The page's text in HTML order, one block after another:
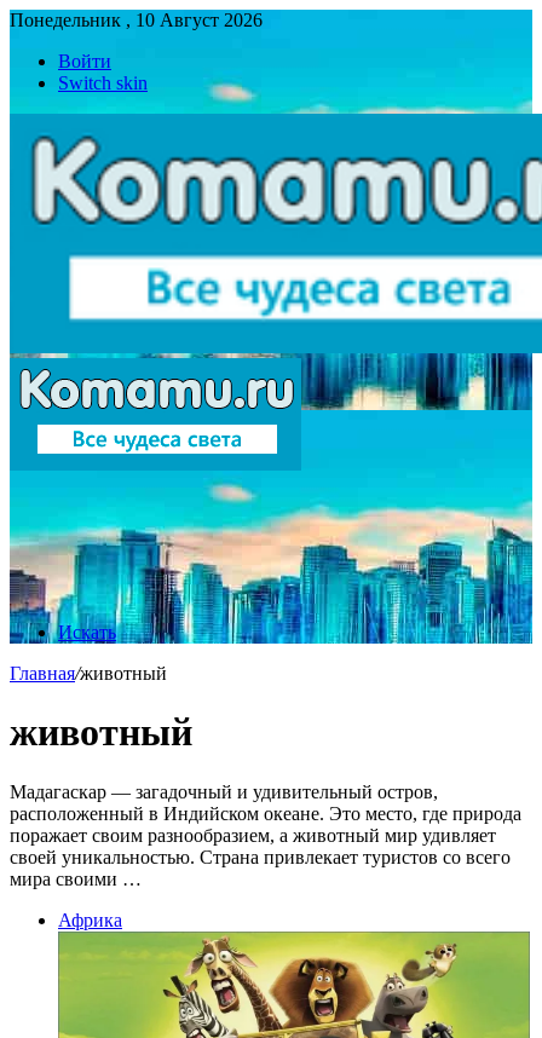
Понедельник , 10 Август 2026
Войти
Switch skin
Искать
Главная/животный
животный
Мадагаскар — загадочный и удивительный остров,
расположенный в Индийском океане. Это место, где природа
поражает своим разнообразием, а животный мир удивляет
своей уникальностью. Страна привлекает туристов со всего
мира своими …
Африка